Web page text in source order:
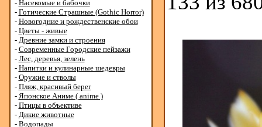
- Насекомые и бабочки
- Готические Страшные (Gothic Horror)
- Новогодние и рождественские обои
- Цветы - живые
- Древние замки и строения
- Современные Городские пейзажи
- Лес, деревья, зелень
- Напитки и кулинарные шедевры
- Оружие и стволы
- Пляж, красивый берег
- Японское Аниме ( anime )
- Птицы в объективе
- Дикие животные
- Водопады